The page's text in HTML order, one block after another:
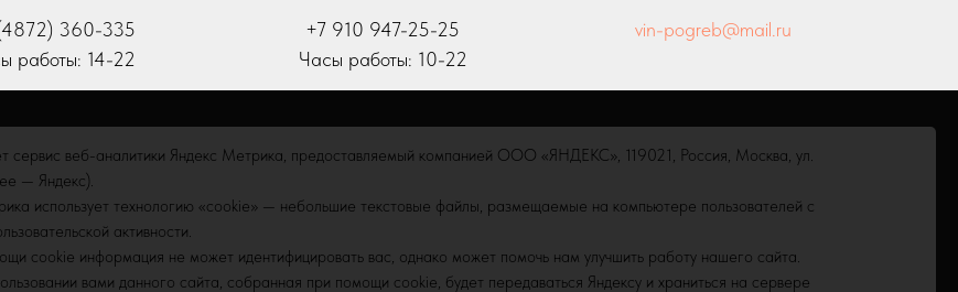
360-335
работы: 14-22
+7 910 947-25-25
Часы работы: 10-22
vin-pogreb@mail.ru
сервис веб-аналитики Яндекс Метрика, предоставляемый компанией ООО «ЯНДЕКС», 119021, Россия, Москва, ул.
— Яндекс).
использует технологию «cookie» — небольшие текстовые файлы, размещаемые на компьютере пользователей с
активности.
cookie информация не может идентифицировать вас, однако может помочь нам улучшить работу нашего сайта.
вами данного сайта, собранная при помощи cookie, будет передаваться Яндексу и храниться на сервере
ИНФОРМАЦИЯ
Политика конфиденциальности
Наша команда
ВИНА
Итальянские вина
Испанские вина